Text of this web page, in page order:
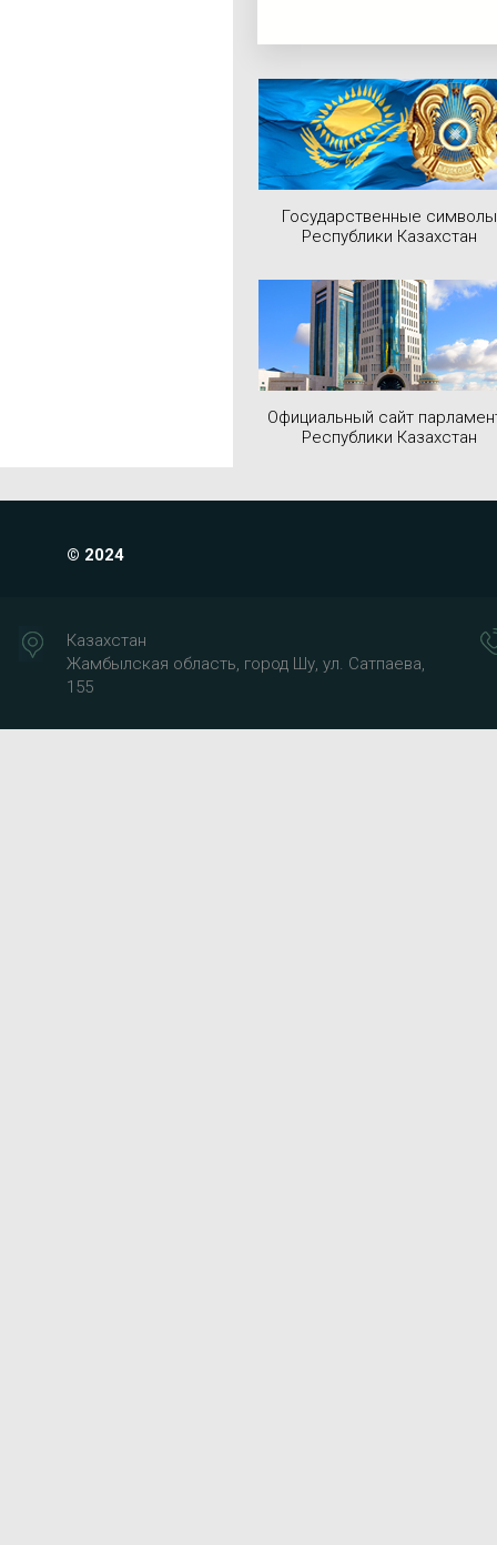
Государственные символы
Республики Казахстан
Официальный сайт
Республики Казахстан
© 2024
Казахстан
Жамбылская область, город Шу, ул. Сатпаева,
155